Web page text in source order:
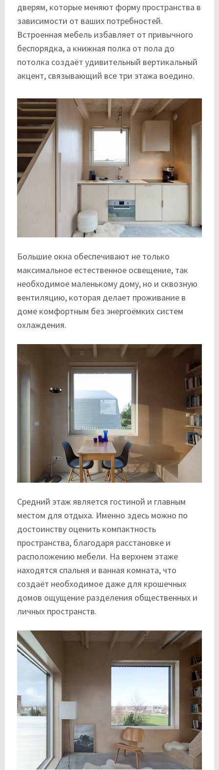
дверям, которые меняют форму пространства в
зависимости от ваших потребностей.
Встроенная мебель избавляет от привычного
беспорядка, а книжная полка от пола до
потолка создаёт удивительный вертикальный
акцент, связывающий все три этажа воедино.
Большие окна обеспечивают не только
максимальное естественное освещение, так
необходимое маленькому дому, но и сквозную
вентиляцию, которая делает проживание в
доме комфортным без энергоёмких систем
охлаждения.
Средний этаж является гостиной и главным
местом для отдыха. Именно здесь можно по
достоинству оценить компактность
пространства, благодаря расстановке и
расположению мебели. На верхнем этаже
находятся спальня и ванная комната, что
создаёт необходимое даже для крошечных
домов ощущение разделения общественных и
личных пространств.